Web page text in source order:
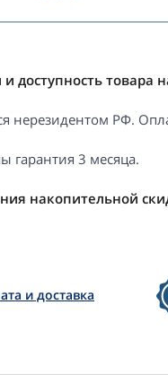
доступность товара
нерезидентом РФ.
гарантия 3 месяца.
накопительной
и доставка